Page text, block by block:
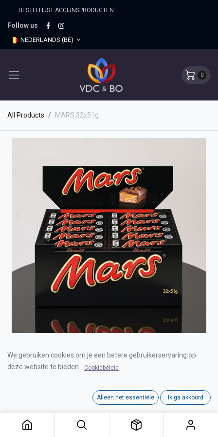
BESTELLIJST ACCIJNSPRO​DUCTEN
Follow us
NEDERLANDS (BE)
0
All Products MARS 32x51g
CHOCOLADE CANDY BARS
Interne referentie: C0503001
We gebruiken cookies om je een betere gebruikerservaring op
deze website te bieden.
Cookiebeleid
Alleen het essentiële Ik ga akkoord